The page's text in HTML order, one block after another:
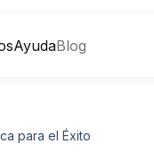
AyudaBlog
para el Éxito